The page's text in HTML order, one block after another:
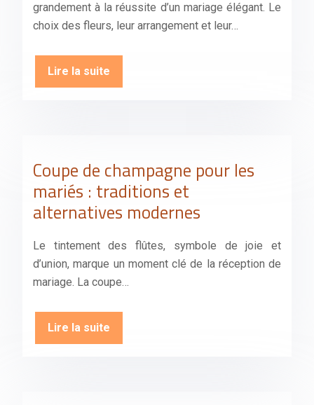
grandement à la réussite d’un mariage élégant. Le
choix des fleurs, leur arrangement et leur…
Lire la suite
Coupe de champagne pour les
mariés : traditions et
alternatives modernes
Le tintement des flûtes, symbole de joie et
d’union, marque un moment clé de la réception de
mariage. La coupe…
Lire la suite